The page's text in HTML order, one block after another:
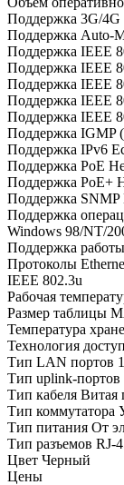
Поддержка 3G/4G
Поддержка Auto-
Поддержка IEEE
Поддержка IEEE
Поддержка IEEE
Поддержка IEEE
Поддержка IEEE
Поддержка IGMP
Поддержка IPv6
Поддержка PoE
Поддержка PoE+
Поддержка SNMP
Поддержка
Windows 98/NT/
Поддержка
Протоколы
IEEE 802.3u
Рабочая
Размер таблицы
Температура
Технология
Тип LAN портов
Тип uplink-портов
Тип кабеля Витая
Тип коммутатора
Тип питания От
Тип разъемов RJ-
Цвет Черный
Цены